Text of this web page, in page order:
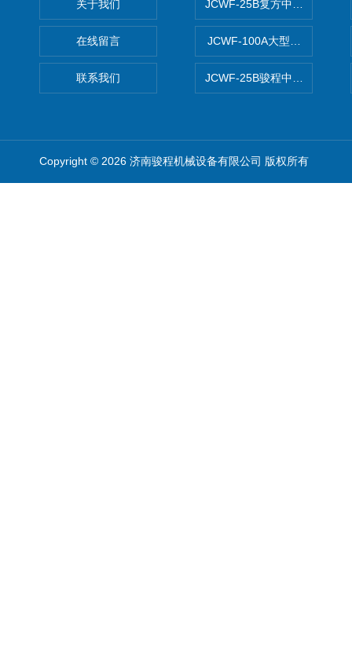
关于我们
在线留言
联系我们
JCWF-25B复方中药材超微粉
JCWF-100A大型中药材超微
JCWF-25B骏程中草药超细粉
Copyright © 2026 济南骏程机械设备有限公司 版权所有